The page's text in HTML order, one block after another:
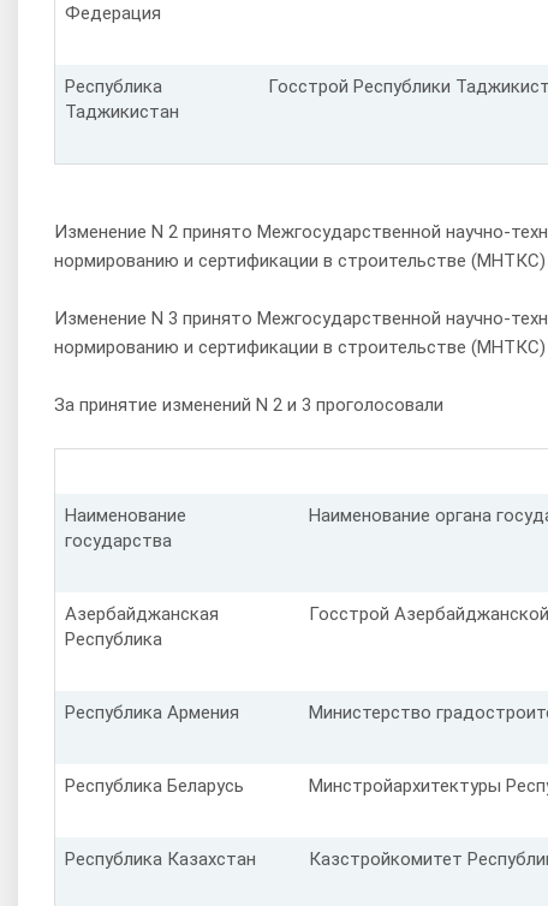
Федерация
Республика
Таджикистан
Госстрой Республики
Изменение N 2 принято Межгосударственной научно-
нормированию и сертификации в строительстве (МНТКС)
Изменение N 3 принято Межгосударственной научно-
нормированию и сертификации в строительстве (МНТКС)
За принятие изменений N 2 и 3 проголосовали
Наименование
государства
Наименование органа
Азербайджанская
Республика
Госстрой
Республика Армения Министерство
Республика Беларусь Минстройархитектуры
Республика Казахстан Казстройкомитет